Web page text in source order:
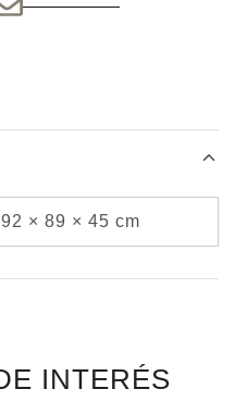
× 89 × 45 cm
INTERÉS